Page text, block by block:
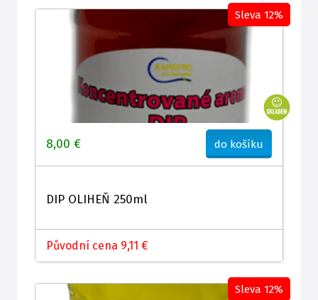
8,00 € do košíku
DIP OLIHEŇ 250ml
Původní cena 9,11 €
Sleva 12%
Sleva 12%